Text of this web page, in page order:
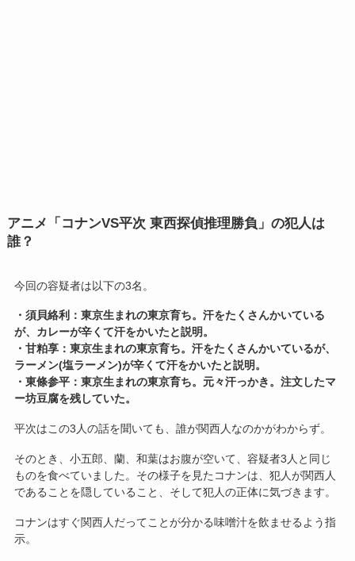
アニメ「コナンVS平次 東西探偵推理勝負」の犯人は
誰？
今回の容疑者は以下の3名。
・須貝絡利：東京生まれの東京育ち。汗をたくさんかいている
が、カレーが辛くて汗をかいたと説明。
・甘粕享：東京生まれの東京育ち。汗をたくさんかいているが、
ラーメン(塩ラーメン)が辛くて汗をかいたと説明。
・東條参平：東京生まれの東京育ち。元々汗っかき。注文したマ
ー坊豆腐を残していた。
平次はこの3人の話を聞いても、誰が関西人なのかがわからず。
そのとき、小五郎、蘭、和葉はお腹が空いて、容疑者3人と同じ
ものを食べていました。その様子を見たコナンは、犯人が関西人
であることを隠していること、そして犯人の正体に気づきます。
コナンはすぐ関西人だってことが分かる味噌汁を飲ませるよう指
示。